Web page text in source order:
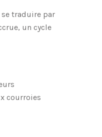
traduire par
un cycle
courroies